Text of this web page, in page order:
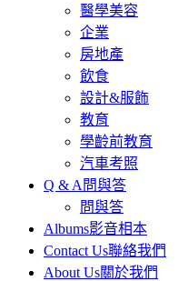
醫學美容
企業
房地產
飲食
設計&服飾
教育
學齡前教育
汽車考照
Q & A 問與答
問與答
Albums影音相本
Contact Us聯絡我們
About Us關於我們